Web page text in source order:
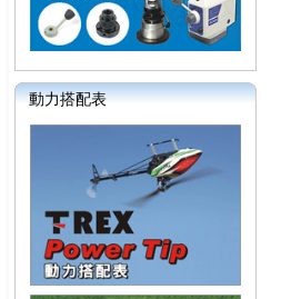
動力搭配表